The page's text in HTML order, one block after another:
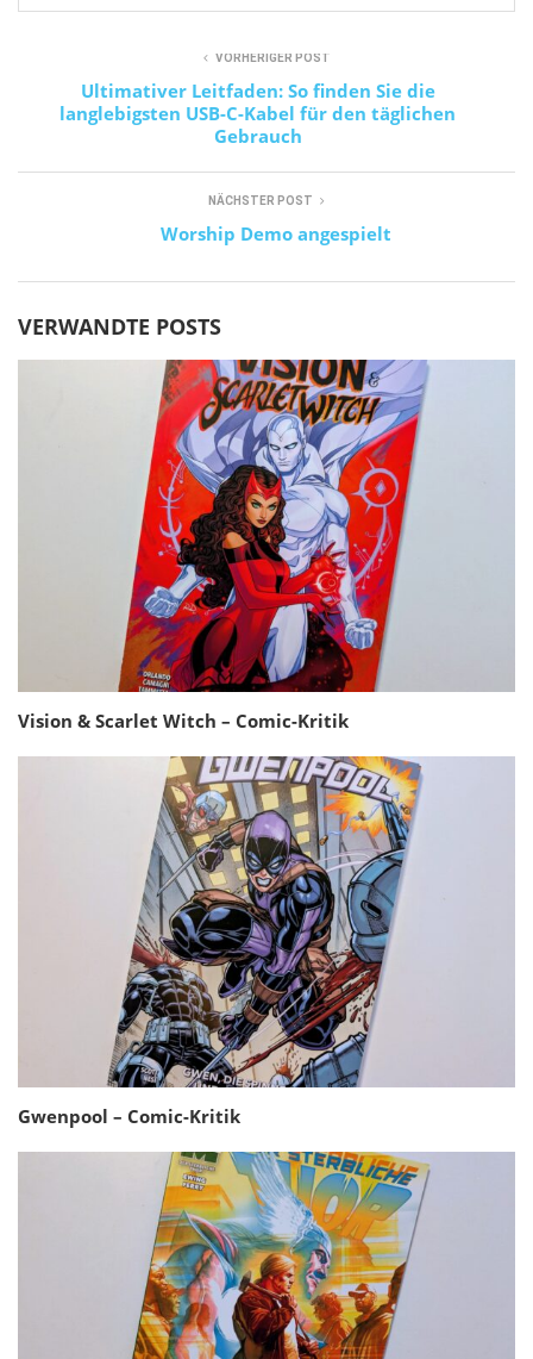
VORHERIGER POST
Ultimativer Leitfaden: So finden Sie die
langlebigsten USB-C-Kabel für den täglichen
Gebrauch
NÄCHSTER POST
Worship Demo angespielt
VERWANDTE POSTS
Vision & Scarlet Witch – Comic-Kritik
Gwenpool – Comic-Kritik